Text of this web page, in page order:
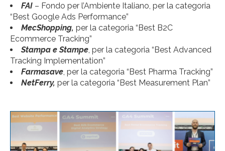
FAI – Fondo per l’Ambiente Italiano, per la categoria
“Best Google Ads Performance”
MecShopping, per la categoria “Best B2C
Ecommerce Tracking”
Stampa e Stampe, per la categoria “Best Advanced
Tracking Implementation”
Farmasave, per la categoria “Best Pharma Tracking”
NetFerry, per la categoria “Best Measurement Plan”